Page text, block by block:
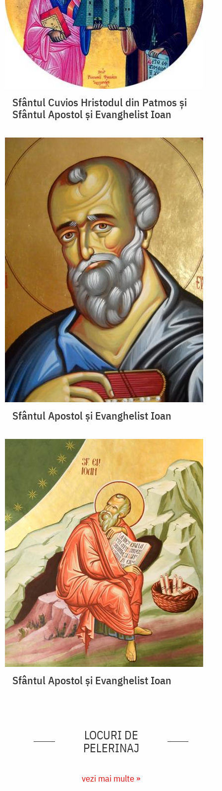
Sfântul Cuvios Hristodul din Patmos şi
Sfântul Apostol şi Evanghelist Ioan
Sfântul Apostol și Evanghelist Ioan
Sfântul Apostol și Evanghelist Ioan
LOCURI DE
PELERINAJ
vezi mai multe »